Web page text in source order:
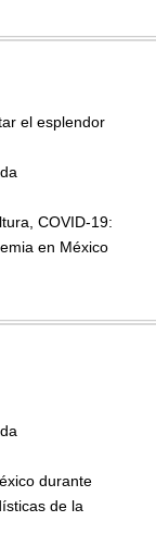
el esplendor
COVID-19:
en México
durante
de la